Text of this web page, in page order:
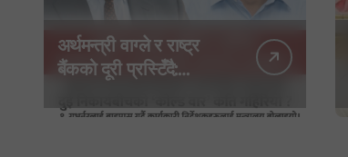
अर्थमन्त्री वाग्ले र राष्ट्र
बैंकको दूरी प्रस्टिँदै:
कार्यकारी निर्देशकहरूलाई